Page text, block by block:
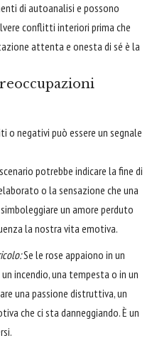
di autoanalisi e possono
conflitti interiori prima che
attenta e onesta di sé è la
o negativi può essere un segnale
potrebbe indicare la fine di
o la sensazione che una
un amore perduto
la nostra vita emotiva.
Se le rose appaiono in un
incendio, una tempesta o in un
una passione distruttiva, un
che ci sta danneggiando. È un